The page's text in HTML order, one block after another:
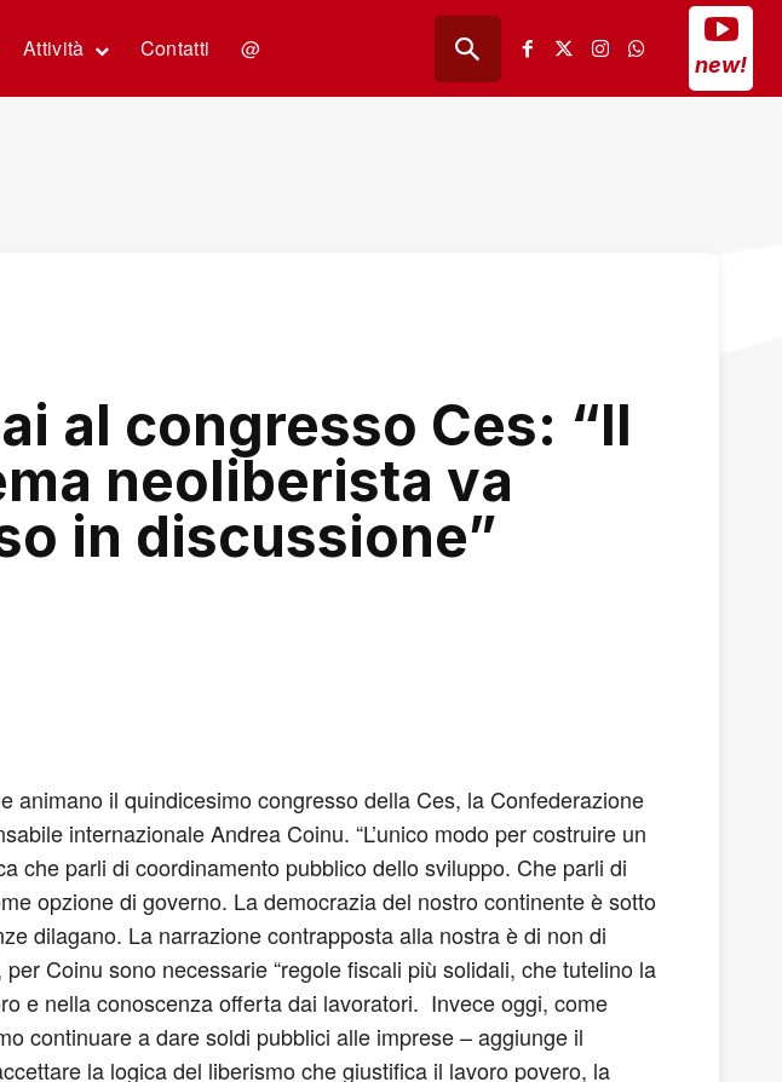
Attività Contatti @
new!
al congresso Ces: “Il
neoliberista va
in discussione”
il quindicesimo congresso della Ces, la Confederazione
internazionale Andrea Coinu. “L’unico modo per costruire un
che parli di coordinamento pubblico dello sviluppo. Che parli di
opzione di governo. La democrazia del nostro continente è sotto
dilagano. La narrazione contrapposta alla nostra è di non di
Coinu sono necessarie “regole fiscali più solidali, che tutelino la
e nella conoscenza offerta dai lavoratori. Invece oggi, come
continuare a dare soldi pubblici alle imprese – aggiunge il
la logica del liberismo che giustifica il lavoro povero, la